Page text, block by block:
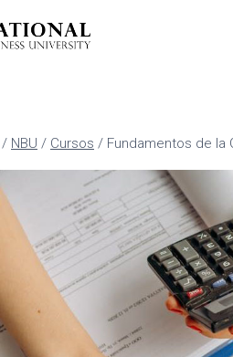
/ NBU / Cursos / Fundamentos de la